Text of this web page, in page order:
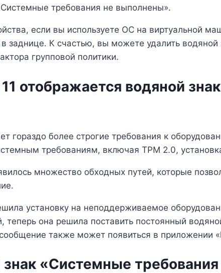
требования не выполнены».
если вы используете ОС на виртуальной
заднице. К счастью, вы можете удалить
групповой политики.
отображается водяной
гораздо более строгие требования к
требованиям, включая TPM 2.0,
множество обходных путей, которые
установку на неподдерживаемое
теперь она решила поставить постоянный
также может появиться в приложении
знак «Системные